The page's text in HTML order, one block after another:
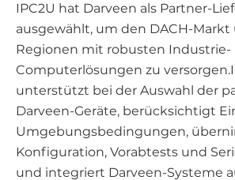
IPC2U hat Darveen als Partner-
ausgewählt, um den DACH-
Regionen mit robusten Industrie-
Computerlösungen zu
unterstützt bei der Auswahl der
Darveen-Geräte, berücksichtigt
Umgebungsbedingungen,
Konfiguration, Vorabtests und
und integriert Darveen-Systeme